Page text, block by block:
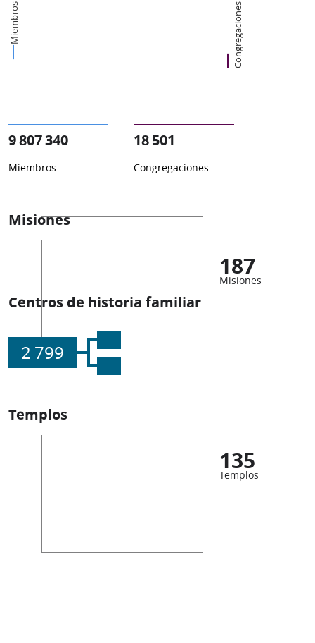
Miembros Congregaciones
9 807 340
Miembros
18 501
Congregaciones
Misiones
187
Misiones
Centros de historia familiar
2 799
Templos
135
Templos